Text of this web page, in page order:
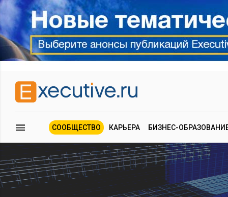
СООБЩЕСТВО КАРЬЕРА БИЗНЕС-